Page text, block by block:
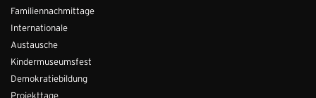
Familiennachmittage
Internationale
Austausche
Kindermuseumsfest
Demokratiebildung